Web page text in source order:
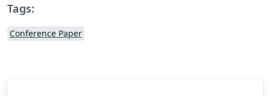
Tags:
Conference Paper